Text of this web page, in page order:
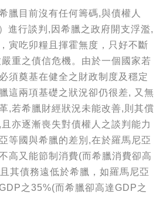
臘目前沒有任何籌碼,與債權人
進行談判,因希臘之政府開支浮濫,
寅吃卯糧且揮霍無度，只好不斷
重之債信危機。由於一個國家若
須奠基在健全之財政制度及穩定
這兩項基礎之狀況卻仍很差, 又無
,若希臘財經狀況未能改善,則其償
亦逐漸喪失對債權人之談判能力
等國與希臘的差別,在於羅馬尼亞
高又能節制消費(而希臘消費卻高
其債務遠低於希臘，如羅馬尼亞
之35%(而希臘卻高達GDP之